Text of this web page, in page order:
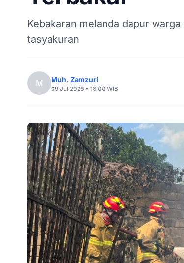
Kebakaran melanda dapur
tasyakuran
M Muh. Zamzuri
09 Jul 2026 • 18:00 WIB